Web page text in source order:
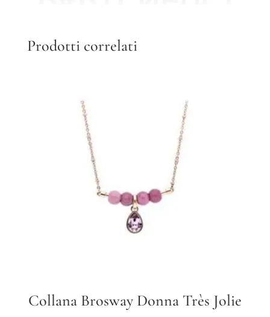
Prodotti correlati
Collana Brosway Donna Très Jolie